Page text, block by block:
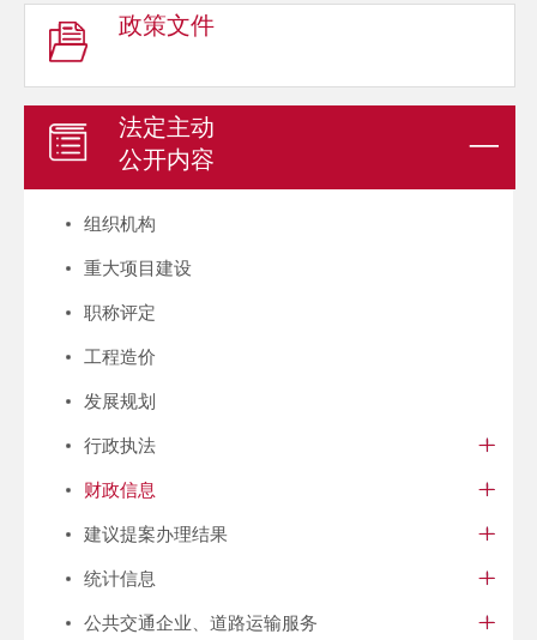
政策文件
法定主动
公开内容
组织机构
重大项目建设
职称评定
工程造价
发展规划
行政执法
财政信息
建议提案办理结果
统计信息
公共交通企业、道路运输服务